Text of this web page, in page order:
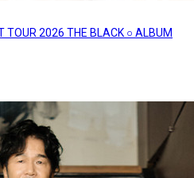
TOUR 2026 THE BLACK ○ ALBUM